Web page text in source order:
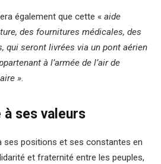
également que cette « aide
des fournitures médicales, des
qui seront livrées via un pont aérien
à l’armée de l’air de
».
à ses valeurs
ses positions et ses constantes en
et fraternité entre les peuples,